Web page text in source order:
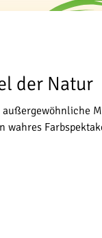
der Natur
wahres